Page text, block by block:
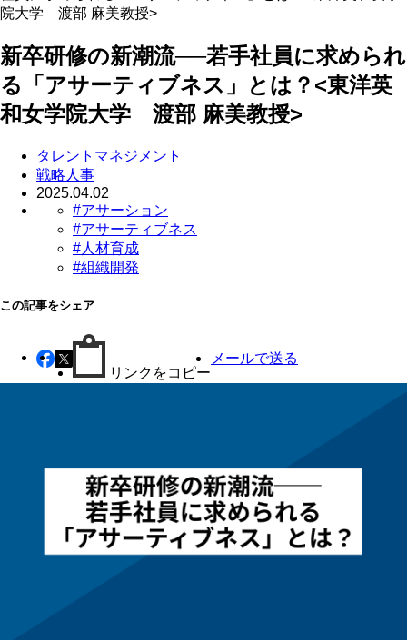
院大学 渡部 麻美教授>
新卒研修の新潮流──若手社員に求められ
る「アサーティブネス」とは？<東洋英
和女学院大学 渡部 麻美教授>
タレントマネジメント
戦略人事
2025.04.02
#アサーション
#アサーティブネス
#人材育成
#組織開発
この記事をシェア
リンクをコピー
メールで送る